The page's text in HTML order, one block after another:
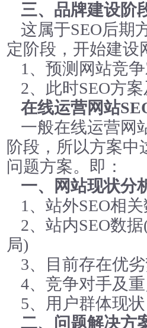
三、品牌建设阶
这属于SEO后期
定阶段，开始建设
1、预测网站竞
2、此时SEO方
在线运营网站
一般在线运营网
阶段，所以方案中
问题方案。即：
一、网站现状分
1、站外SEO相
2、站内SEO数
局)
3、目前存在优
4、竞争对手及
5、用户群体现状
二、问题解决方